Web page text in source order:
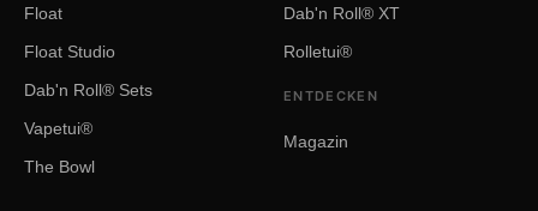
Float
Float Studio
Dab'n Roll® Sets
Vapetui®
The Bowl
Dab'n Roll® XT
Rolletui®
ENTDECKEN
Magazin